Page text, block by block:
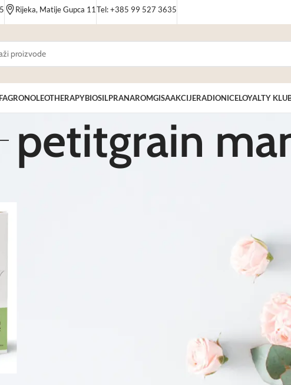
Rijeka, Matije Gupca 11 Tel: +385 99 527 3635
FAGRONOLEOTHERAPYBIOSILPRANAROMGISAAKCIJERADIONICELOYALTY
petitgrain